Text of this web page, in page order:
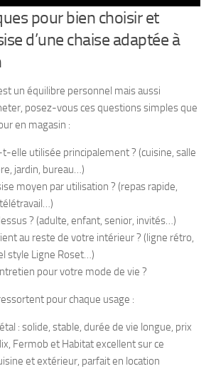
pour bien choisir et
d’une chaise adaptée à
un équilibre personnel mais aussi
posez-vous ces questions simples que
en magasin :
t-elle utilisée principalement ? (cuisine, salle
jardin, bureau…)
moyen par utilisation ? (repas rapide,
? (adulte, enfant, senior, invités…)
au reste de votre intérieur ? (ligne rétro,
style Ligne Roset…)
pour votre mode de vie ?
pour chaque usage :
: solide, stable, durée de vie longue, prix
Fermob et Habitat excellent sur ce
et extérieur, parfait en location